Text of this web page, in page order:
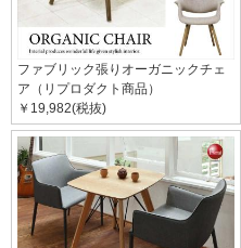
ファブリック張りオーガニックチェ
ア（リプロダクト商品）
￥19,982(税抜)